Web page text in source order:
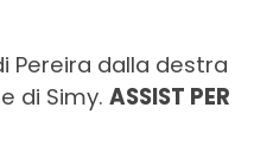
Pereira dalla destra
di Simy. ASSIST PER